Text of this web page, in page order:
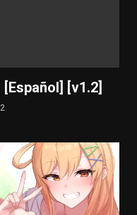
[v1.2]
2